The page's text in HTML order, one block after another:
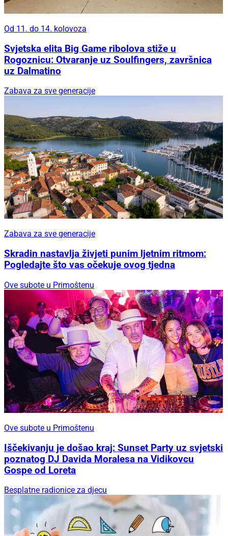
Od 11. do 14. kolovoza
Svjetska elita Big Game ribolova stiže u
Rogoznicu: Otvaranje uz Soulfingers, završnica
uz Dalmatino
Zabava za sve generacije
Zabava za sve generacije
Skradin nastavlja živjeti punim ljetnim ritmom:
Pogledajte što vas očekuje ovog tjedna
Ove subote u Primoštenu
Ove subote u Primoštenu
Iščekivanju je došao kraj: Sunset Party uz svjetski
poznatog DJ Davida Moralesa na Vidikovcu
Gospe od Loreta
Besplatne radionice za djecu